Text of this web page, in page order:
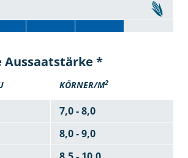
Aussaatstärke *
KÖRNER/M2
7,0 - 8,0
8,0 - 9,0